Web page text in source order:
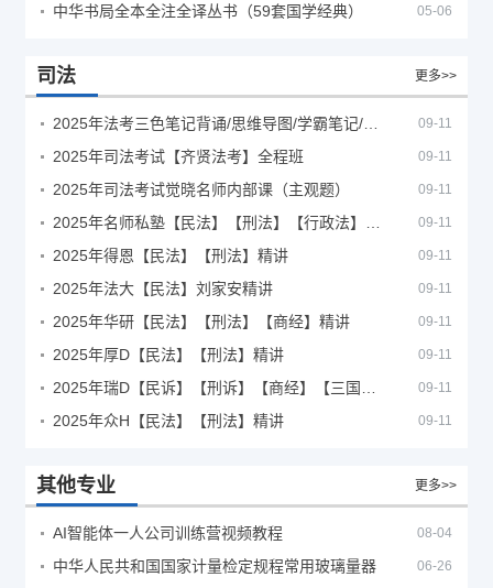
中华书局全本全注全译丛书（59套国学经典） 05-06
司法 更多>>
09-11
2025年司法考试【齐贤法考】全程班 09-11
2025年司法考试觉晓名师内部课（主观题） 09-11
09-11
2025年得恩【民法】【刑法】精讲 09-11
2025年法大【民法】刘家安精讲 09-11
2025年华研【民法】【刑法】【商经】精讲 09-11
2025年厚D【民法】【刑法】精讲 09-11
09-11
2025年众H【民法】【刑法】精讲 09-11
其他专业 更多>>
AI智能体一人公司训练营视频教程 08-04
中华人民共和国国家计量检定规程常用玻璃量器 06-26